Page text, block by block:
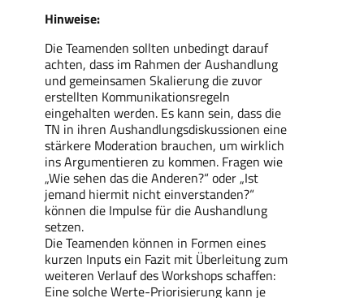
Hinweise:
Die Teamenden sollten unbedingt darauf
achten, dass im Rahmen der Aushandlung
und gemeinsamen Skalierung die zuvor
erstellten Kommunikationsregeln
eingehalten werden. Es kann sein, dass die
TN in ihren Aushandlungsdiskussionen eine
stärkere Moderation brauchen, um wirklich
ins Argumentieren zu kommen. Fragen wie
„Wie sehen das die Anderen?“ oder „Ist
jemand hiermit nicht einverstanden?“
können die Impulse für die Aushandlung
setzen.
Die Teamenden können in Formen eines
kurzen Inputs ein Fazit mit Überleitung zum
weiteren Verlauf des Workshops schaffen:
Eine solche Werte-Priorisierung kann je